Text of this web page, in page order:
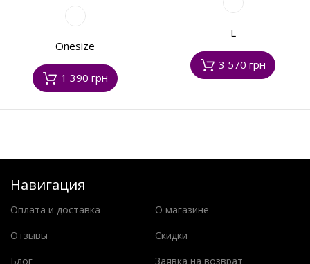
Onesize
1 390 грн
L
3 570 грн
Навигация
Оплата и доставка
О магазине
Отзывы
Скидки
Блог
Заявка на возврат